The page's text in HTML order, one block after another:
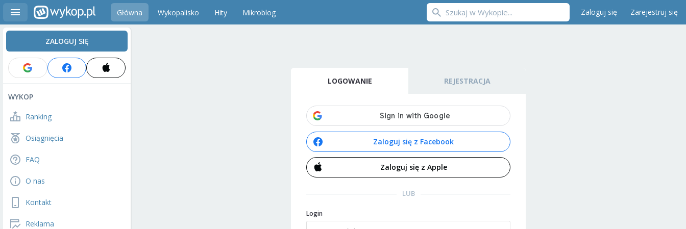
Główna Wykopalisko Hity Mikroblog Zaloguj się Zarejestruj się
ZALOGUJ SIĘ
WYKOP
Ranking
Osiągnięcia
FAQ
O nas
Kontakt
Reklama
LOGOWANIE REJESTRACJA
Zaloguj się z Facebook
Zaloguj się z Apple
LUB
Login